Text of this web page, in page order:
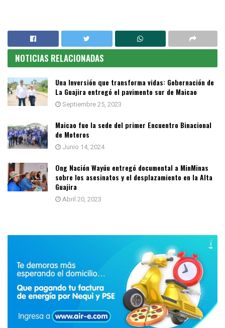
NOTICIAS RELACIONADAS
Una Inversión que transforma vidas: Gobernación de
La Guajira entregó el pavimento sur de Maicao
Septiembre 25, 2023
Maicao fue la sede del primer Encuentro Binacional
de Moteros
Junio 14, 2024
Ong Nación Wayúu entregó documental a MinMinas
sobre los asesinatos y el desplazamiento en la Alta
Guajira
Abril 20, 2023